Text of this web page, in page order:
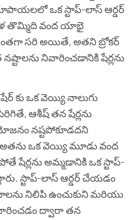
ఒక స్టాప్-లాస్ ఆర్డర్
తొమ్మిది వంద యాభై
సరి అయితే, అతని బ్రోకర్
నివారించడానికి షేర్లను
కు ఒక వెయ్యి నాలుగు
ఆశీష్ తన షేర్లను
నష్టపోకూడదని
అతను ఒక వెయ్యి మూడు వంద
షేర్లను అమ్మడానికి ఒక స్టాప్-
స్టాప్-లాస్ ఆర్డర్ చేయడం
నిలిపి ఉంచుకుని మరియు
ద్వారా తన